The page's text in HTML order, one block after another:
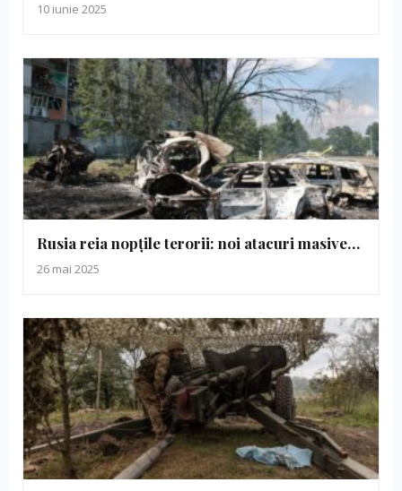
10 iunie 2025
Rusia reia nopțile terorii: noi atacuri masive…
26 mai 2025